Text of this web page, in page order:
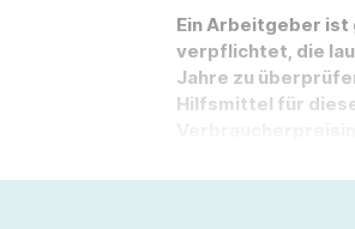
Ein Arbeitgeber ist
verpflichtet, die
Jahre zu
Hilfsmittel für